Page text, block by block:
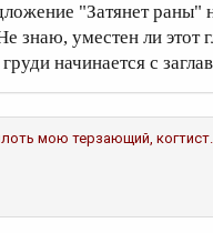
"Затянет раны"
знаю, уместен ли этот
начинается с
мою терзающий,